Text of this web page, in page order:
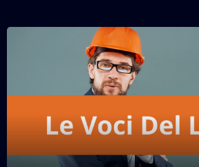
Safe Drive – 405^ Puntata
Safe Drive – 404^ Puntata